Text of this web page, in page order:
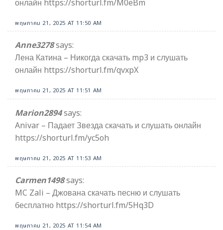
онлайн https://shorturl.fm/M0eBm
พฤษภาคม 21, 2025 AT 11:50 AM
Anne3278says:
Лена Катина – Никогда скачать mp3 и слушать
онлайн https://shorturl.fm/qvxpX
พฤษภาคม 21, 2025 AT 11:51 AM
Marion2894says:
Anivar – Падает Звезда скачать и слушать онлайн
https://shorturl.fm/yc5oh
พฤษภาคม 21, 2025 AT 11:53 AM
Carmen1498says:
MC Zali – Джована скачать песню и слушать
бесплатно https://shorturl.fm/5Hq3D
พฤษภาคม 21, 2025 AT 11:54 AM